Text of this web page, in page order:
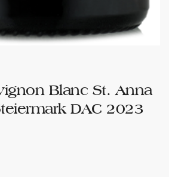
Blanc St. Anna
DAC 2023